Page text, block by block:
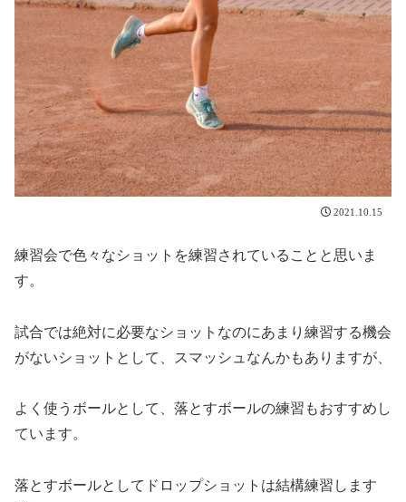
2021.10.15
練習会で色々なショットを練習されていることと思いま
す。
試合では絶対に必要なショットなのにあまり練習する機会
がないショットとして、スマッシュなんかもありますが、
よく使うボールとして、落とすボールの練習もおすすめし
ています。
落とすボールとしてドロップショットは結構練習します